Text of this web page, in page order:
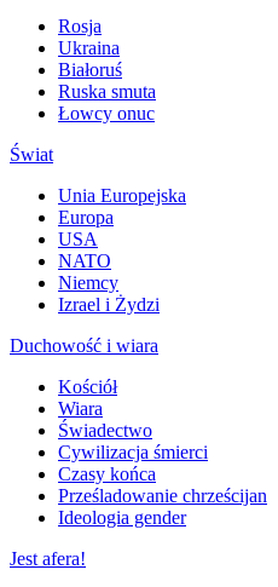
Rosja
Ukraina
Białoruś
Ruska smuta
Łowcy onuc
Świat
Unia Europejska
Europa
USA
NATO
Niemcy
Izrael i Żydzi
Duchowość i wiara
Kościół
Wiara
Świadectwo
Cywilizacja śmierci
Czasy końca
Prześladowanie chrześcijan
Ideologia gender
Jest afera!